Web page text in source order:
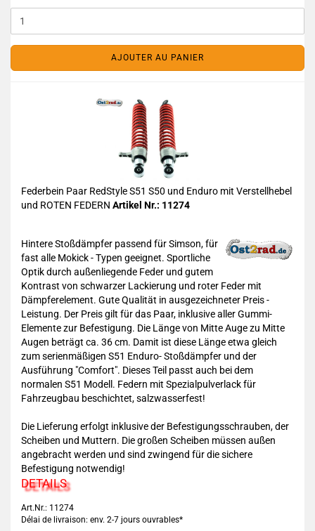
AJOUTER AU PANIER
Federbein Paar RedStyle S51 S50 und Enduro mit Verstellhebel
und ROTEN FEDERN Artikel Nr.: 11274
Hintere Stoßdämpfer passend für Simson, für
fast alle Mokick - Typen geeignet. Sportliche
Optik durch außenliegende Feder und gutem
Kontrast von schwarzer Lackierung und roter Feder mit
Dämpferelement. Gute Qualität in ausgezeichneter Preis -
Leistung. Der Preis gilt für das Paar, inklusive aller Gummi-
Elemente zur Befestigung. Die Länge von Mitte Auge zu Mitte
Augen beträgt ca. 36 cm. Damit ist diese Länge etwa gleich
zum serienmäßigen S51 Enduro- Stoßdämpfer und der
Ausführung "Comfort". Dieses Teil passt auch bei dem
normalen S51 Modell. Federn mit Spezialpulverlack für
Fahrzeugbau beschichtet, salzwasserfest!
Die Lieferung erfolgt inklusive der Befestigungsschrauben, der
Scheiben und Muttern. Die großen Scheiben müssen außen
angebracht werden und sind zwingend für die sichere
Befestigung notwendig!
DETAILS
Art.Nr.: 11274
Délai de livraison: env. 2-7 jours ouvrables*